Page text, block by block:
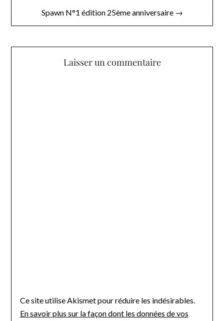
l’articleSpawn N°1 édition 25ème anniversaire →
Laisser un commentaire
Ce site utilise Akismet pour réduire les indésirables.
En savoir plus sur la façon dont les données de vos